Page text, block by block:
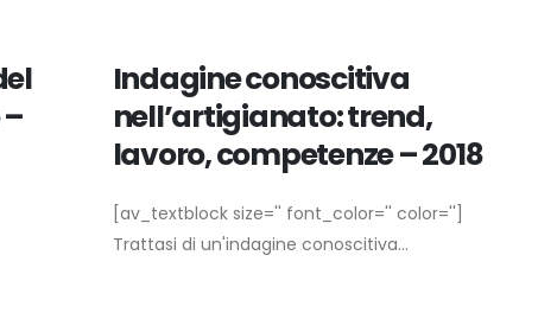
Indagine conoscitiva
nell’artigianato: trend,
lavoro, competenze – 2018
[av_textblock size='' font_color='' color='']
Trattasi di un'indagine conoscitiva...